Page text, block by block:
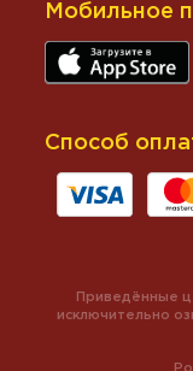
Мобильное
Способ
Приведённые
исключительно